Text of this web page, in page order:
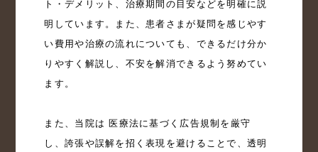
ト・デメリット、治療期間の目安などを明確に説
明しています。また、患者さまが疑問を感じやす
い費用や治療の流れについても、できるだけ分か
りやすく解説し、不安を解消できるよう努めてい
ます。
また、当院は 医療法に基づく広告規制を厳守
し、誇張や誤解を招く表現を避けることで、透明